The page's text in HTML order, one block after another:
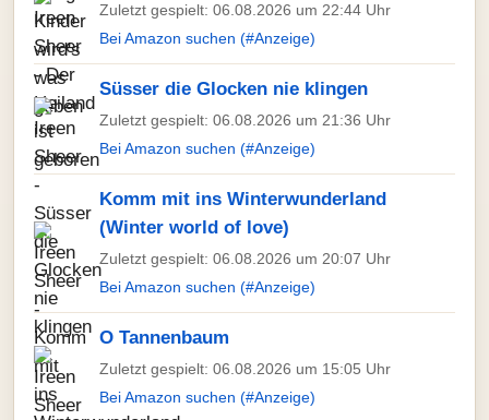
Zuletzt gespielt: 06.08.2026 um 22:44 Uhr
Bei Amazon suchen (#Anzeige)
Süsser die Glocken nie klingen
Zuletzt gespielt: 06.08.2026 um 21:36 Uhr
Bei Amazon suchen (#Anzeige)
Komm mit ins Winterwunderland
(Winter world of love)
Zuletzt gespielt: 06.08.2026 um 20:07 Uhr
Bei Amazon suchen (#Anzeige)
O Tannenbaum
Zuletzt gespielt: 06.08.2026 um 15:05 Uhr
Bei Amazon suchen (#Anzeige)